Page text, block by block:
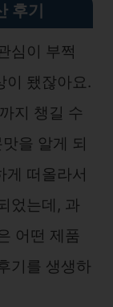
후기
심이 부쩍
이 됐잖아요.
지 챙길 수
을 알게 되
게 떠올라서
었는데, 과
어떤 제품
기를 생생하